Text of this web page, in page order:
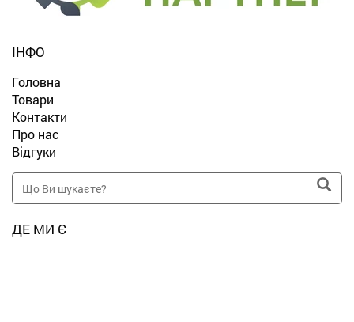
ІНФО
Головна
Товари
Контакти
Про нас
Відгуки
ДЕ МИ Є